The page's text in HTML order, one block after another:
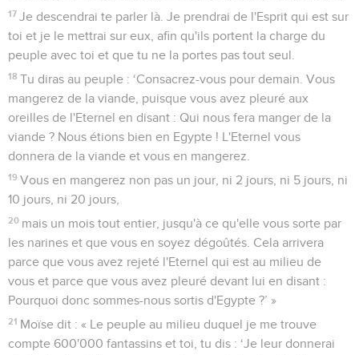
17 Je descendrai te parler là. Je prendrai de l'Esprit qui est sur
toi et je le mettrai sur eux, afin qu'ils portent la charge du
peuple avec toi et que tu ne la portes pas tout seul.
18 Tu diras au peuple : ‘Consacrez-vous pour demain. Vous
mangerez de la viande, puisque vous avez pleuré aux
oreilles de l'Eternel en disant : Qui nous fera manger de la
viande ? Nous étions bien en Egypte ! L'Eternel vous
donnera de la viande et vous en mangerez.
19 Vous en mangerez non pas un jour, ni 2 jours, ni 5 jours, ni
10 jours, ni 20 jours,
20 mais un mois tout entier, jusqu'à ce qu'elle vous sorte par
les narines et que vous en soyez dégoûtés. Cela arrivera
parce que vous avez rejeté l'Eternel qui est au milieu de
vous et parce que vous avez pleuré devant lui en disant :
Pourquoi donc sommes-nous sortis d'Egypte ?’ »
21 Moïse dit : « Le peuple au milieu duquel je me trouve
compte 600'000 fantassins et toi, tu dis : ‘Je leur donnerai